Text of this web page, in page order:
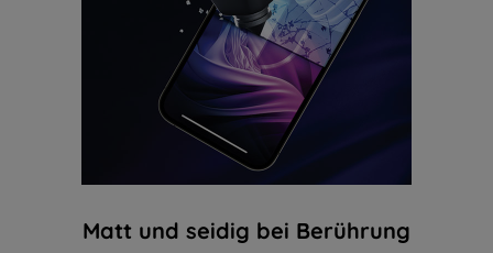
Matt und seidig bei Berührung